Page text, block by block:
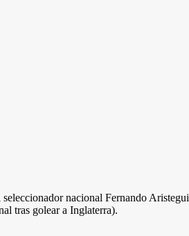
nacional Fernando
tras golear a Inglaterra).